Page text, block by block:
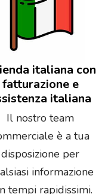
italiana con
fatturazione e
italiana
Il nostro team
è a tua
disposizione per
informazione
tempi rapidissimi.